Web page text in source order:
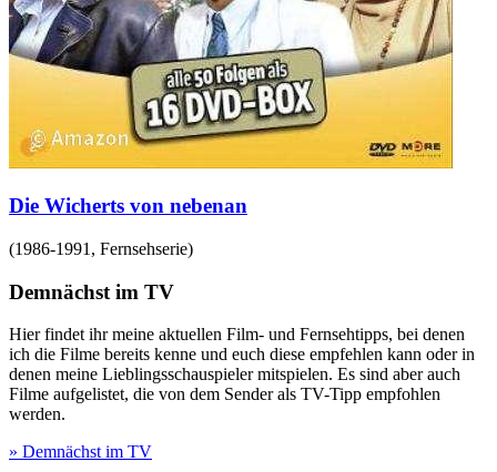
Die Wicherts von nebenan
(1986-1991 , Fernsehserie)
Demnächst im TV
Hier findet ihr meine aktuellen Film- und Fernsehtipps, bei denen
ich die Filme bereits kenne und euch diese empfehlen kann oder in
denen meine Lieblingsschauspieler mitspielen. Es sind aber auch
Filme aufgelistet, die von dem Sender als TV-Tipp empfohlen
werden.
» Demnächst im TV